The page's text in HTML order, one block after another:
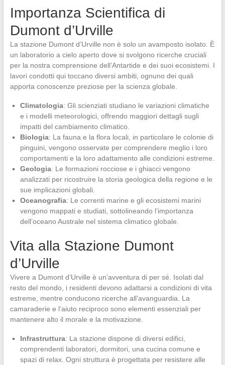
Importanza Scientifica di
Dumont d’Urville
La stazione Dumont d’Urville non è solo un avamposto isolato. È
un laboratorio a cielo aperto dove si svolgono ricerche cruciali
per la nostra comprensione dell’Antartide e dei suoi ecosistemi. I
lavori condotti qui toccano diversi ambiti, ognuno dei quali
apporta conoscenze preziose per la scienza globale.
Climatologia: Gli scienziati studiano le variazioni climatiche
e i modelli meteorologici, offrendo maggiori dettagli sugli
impatti del cambiamento climatico.
Biologia: La fauna e la flora locali, in particolare le colonie di
pinguini, vengono osservate per comprendere meglio i loro
comportamenti e la loro adattamento alle condizioni estreme.
Geologia: Le formazioni rocciose e i ghiacci vengono
analizzati per ricostruire la storia geologica della regione e le
sue implicazioni globali.
Oceanografia: Le correnti marine e gli ecosistemi marini
vengono mappati e studiati, sottolineando l’importanza
dell’oceano Australe nel sistema climatico globale.
Vita alla Stazione Dumont
d’Urville
Vivere a Dumont d’Urville è un’avventura di per sé. Isolati dal
resto del mondo, i residenti devono adattarsi a condizioni di vita
estreme, mentre conducono ricerche all’avanguardia. La
camaraderie e l’aiuto reciproco sono elementi essenziali per
mantenere alto il morale e la motivazione.
Infrastruttura: La stazione dispone di diversi edifici,
comprendenti laboratori, dormitori, una cucina comune e
spazi di relax. Ogni struttura è progettata per resistere alle